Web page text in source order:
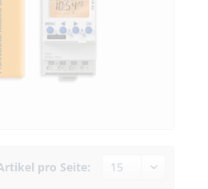
pro Seite: